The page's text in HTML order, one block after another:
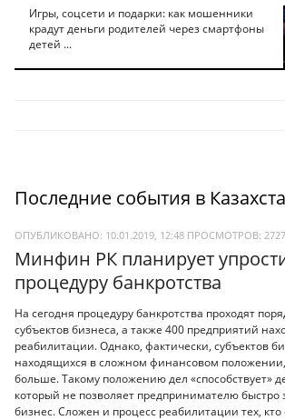
Игры, соцсети и подарки: как мошенники
крадут деньги родителей через смартфоны
детей ...
Последние события в
ОПУБЛИКОВАНО: 10.01.2019, 12:48 ПРОСМОТРОВ: 2727
Минфин РК планирует
процедуру банкротства
На сегодня процедуру банкротства проходят
субъектов бизнеса, а также 400 предприятий
реабилитации. Однако, фактически, субъектов
находящихся в сложном финансовом
больше. Такому положению дел «способствует»
который не позволяет предпринимателю быстро
бизнес. Сложен и процесс реабилитации тех,